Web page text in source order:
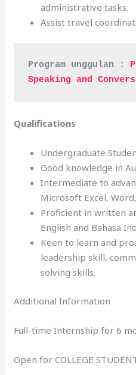
administrative tasks.
Assist travel
Program unggulan :
Speaking and
Qualifications
Undergraduate
Good knowledge in
Intermediate to
Microsoft Excel,
Proficient in written
English and Bahasa
Keen to learn and
leadership skill,
solving skills.
Additional Information
Full-time Internship for 6
Open for COLLEGE